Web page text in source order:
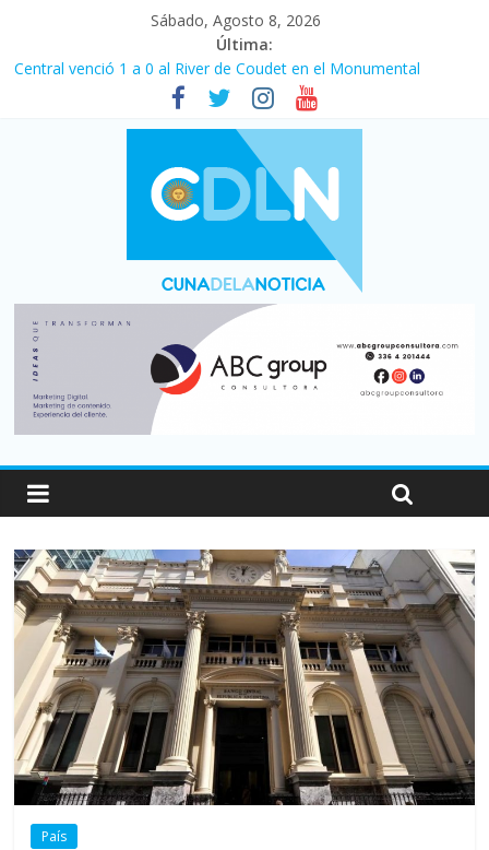
Sábado, Agosto 8, 2026
Última:
Central venció 1 a 0 al River de Coudet en el Monumental
La morosidad alcanzó su nivel más alto en dos décadas y ya
afecta a 400 mil deudores en Santa Fe
Desde que asumió Milei cerraron 41.000 kioscos: el sector
denuncia crisis como en 2001
Vacaciones de invierno con más movimiento y consumo
turístico: 4,6 millones de personas viajaron por el país, un 5,9%
Fuerte caída de la venta de autos usados en julio: bajó un 12,6%
País